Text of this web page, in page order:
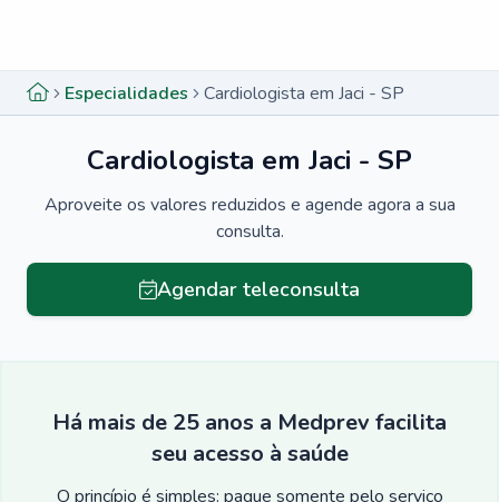
Especialidades Cardiologista em Jaci - SP
Cardiologista em Jaci - SP
Aproveite os valores reduzidos e agende agora a sua
consulta.
Agendar teleconsulta
Há mais de 25 anos a Medprev facilita
seu acesso à saúde
O princípio é simples: pague somente pelo serviço